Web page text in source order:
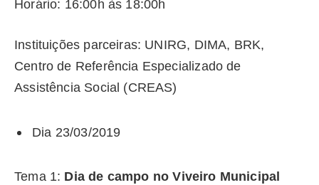
Horário: 16:00h às 18:00h
Instituições parceiras: UNIRG, DIMA, BRK,
Centro de Referência Especializado de
Assistência Social (CREAS)
Dia 23/03/2019
Tema 1: Dia de campo no Viveiro Municipal